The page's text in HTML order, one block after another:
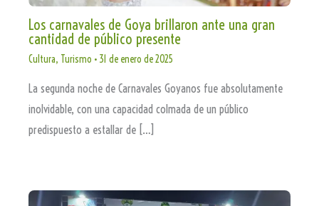
Los carnavales de Goya brillaron ante una gran
cantidad de público presente
Cultura, Turismo • 31 de enero de 2025
La segunda noche de Carnavales Goyanos fue absolutamente
inolvidable, con una capacidad colmada de un público
predispuesto a estallar de […]